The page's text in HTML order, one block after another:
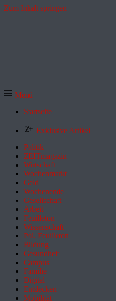
Zum Inhalt springen
Menü
Startseite
Exklusive Artikel
Politik
ZEITmagazin
Wirtschaft
Wochenmarkt
Geld
Wochenende
Gesellschaft
Arbeit
Feuilleton
Wissenschaft
Pol. Feuilleton
Bildung
Gesundheit
Campus
Familie
Digital
Entdecken
Mobilität